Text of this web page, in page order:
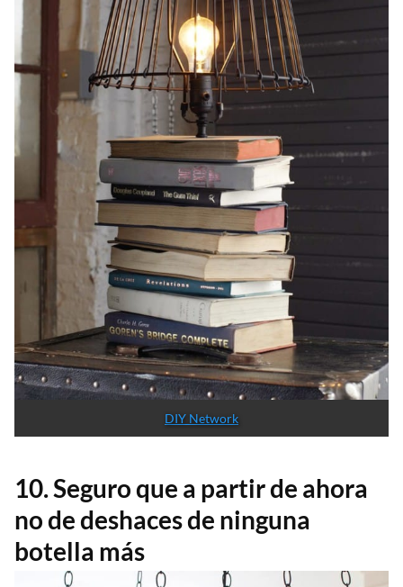
DIY Network
10. Seguro que a partir de ahora
no de deshaces de ninguna
botella más